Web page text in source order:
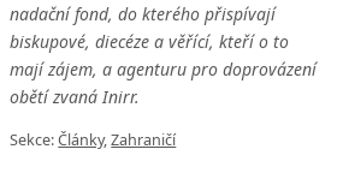
nadační fond, do kterého přispívají
biskupové, diecéze a věřící, kteří o to
mají zájem, a agenturu pro doprovázení
obětí zvaná Inirr.
Sekce:Články,Zahraničí